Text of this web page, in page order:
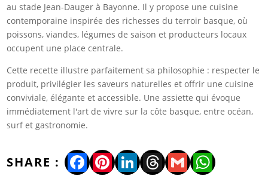
au stade Jean-Dauger à Bayonne. Il y propose une cuisine
contemporaine inspirée des richesses du terroir basque, où
poissons, viandes, légumes de saison et producteurs locaux
occupent une place centrale.
Cette recette illustre parfaitement sa philosophie : respecter le
produit, privilégier les saveurs naturelles et offrir une cuisine
conviviale, élégante et accessible. Une assiette qui évoque
immédiatement l'art de vivre sur la côte basque, entre océan,
surf et gastronomie.
Facebook
Pinterest
LinkedIn
Threads
Gmail